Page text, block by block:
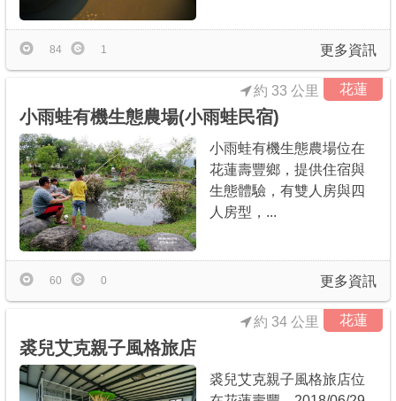
更多資訊
84 1
花蓮
小雨蛙有機生態農場(小雨蛙民宿)
約 33 公里
小雨蛙有機生態農場位在
花蓮壽豐鄉，提供住宿與
生態體驗，有雙人房與四
人房型，...
更多資訊
60 0
花蓮
裘兒艾克親子風格旅店
約 34 公里
裘兒艾克親子風格旅店位